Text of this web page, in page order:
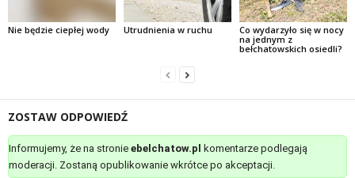
Nie będzie ciepłej wody Utrudnienia w ruchu
Co wydarzyło się w nocy
na jednym z
bełchatowskich osiedli?
ZOSTAW ODPOWIEDŹ
Informujemy, że na stronie ebelchatow.pl
komentarze podlegają
moderacji. Zostaną opublikowanie wkrótce po akceptacji.